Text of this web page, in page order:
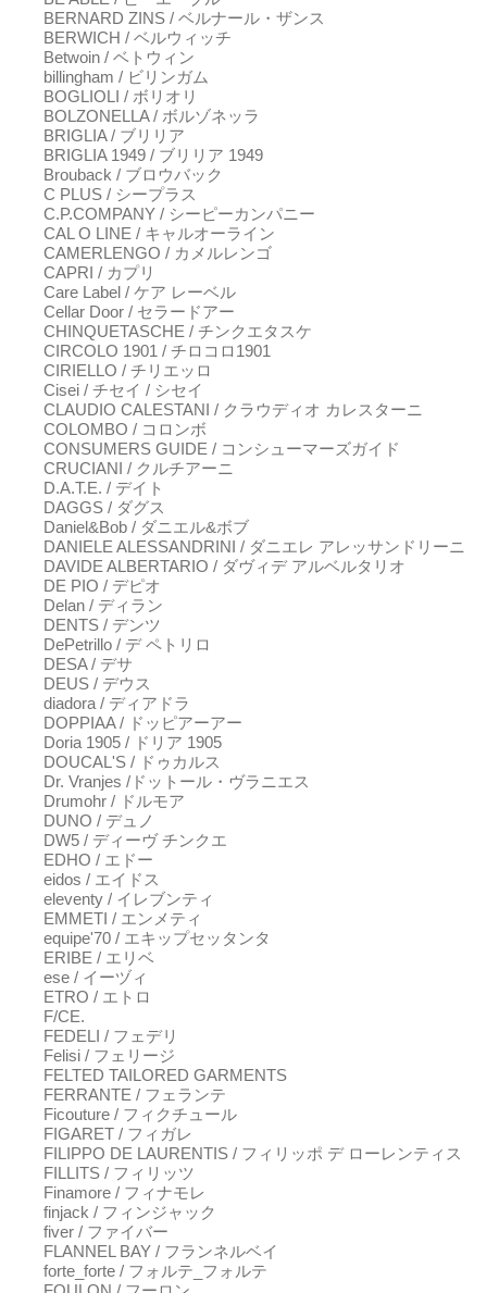
BERNARD ZINS / ベルナール・ザンス
BERWICH / ベルウィッチ
Betwoin / ベトウィン
billingham / ビリンガム
BOGLIOLI / ボリオリ
BOLZONELLA / ボルゾネッラ
BRIGLIA / ブリリア
BRIGLIA 1949 / ブリリア 1949
Brouback / ブロウバック
C PLUS / シープラス
C.P.COMPANY / シーピーカンパニー
CAL O LINE / キャルオーライン
CAMERLENGO / カメルレンゴ
CAPRI / カプリ
Care Label / ケア レーベル
Cellar Door / セラードアー
CHINQUETASCHE / チンクエタスケ
CIRCOLO 1901 / チロコロ1901
CIRIELLO / チリエッロ
Cisei / チセイ / シセイ
CLAUDIO CALESTANI / クラウディオ カレスターニ
COLOMBO / コロンボ
CONSUMERS GUIDE / コンシューマーズガイド
CRUCIANI / クルチアーニ
D.A.T.E. / デイト
DAGGS / ダグス
Daniel&Bob / ダニエル&ボブ
DANIELE ALESSANDRINI / ダニエレ アレッサンドリーニ
DAVIDE ALBERTARIO / ダヴィデ アルベルタリオ
DE PIO / デピオ
Delan / ディラン
DENTS / デンツ
DePetrillo / デ ペトリロ
DESA / デサ
DEUS / デウス
diadora / ディアドラ
DOPPIAA / ドッピアーアー
Doria 1905 / ドリア 1905
DOUCAL'S / ドゥカルス
Dr. Vranjes /ドットール・ヴラニエス
Drumohr / ドルモア
DUNO / デュノ
DW5 / ディーヴ チンクエ
EDHO / エドー
eidos / エイドス
eleventy / イレブンティ
EMMETI / エンメティ
equipe'70 / エキップセッタンタ
ERIBE / エリベ
ese / イーヅィ
ETRO / エトロ
F/CE.
FEDELI / フェデリ
Felisi / フェリージ
FELTED TAILORED GARMENTS
FERRANTE / フェランテ
Ficouture / フィクチュール
FIGARET / フィガレ
FILIPPO DE LAURENTIS / フィリッポ デ ローレンティス
FILLITS / フィリッツ
Finamore / フィナモレ
finjack / フィンジャック
fiver / ファイバー
FLANNEL BAY / フランネルベイ
forte_forte / フォルテ_フォルテ